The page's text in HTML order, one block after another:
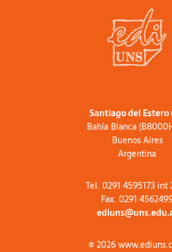
Santiago del Estero
Bahía Blanca
Buenos Aires
Argentina
Tel. 0291 4595173 int
Fax. 0291
© 2026